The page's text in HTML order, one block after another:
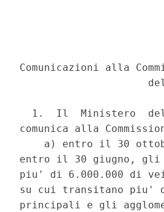
Comunicazioni alla
1.  Il  Ministero
comunica alla
a) entro il 30
entro il 30 giugno,
piu' di 6.000.000 di
su cui transitano piu'
principali e gli